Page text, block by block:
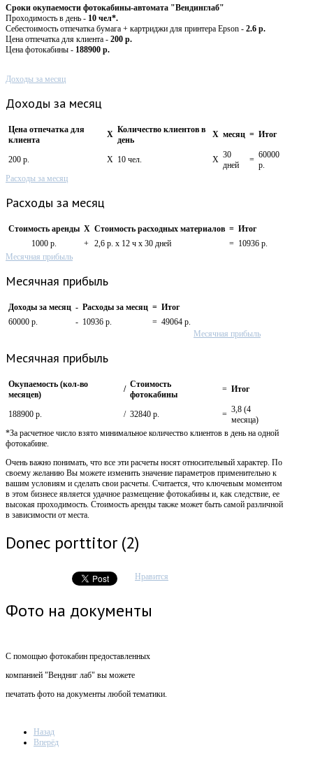
Сроки окупаемости фотокабины-автомата "Вендинглаб"
Проходимость в день - 10 чел*.
Себестоимость отпечатка бумага + картриджи для принтера Epson - 2.6 р.
Цена отпечатка для клиента - 200 р.
Цена фотокабины - 188900 р.
Доходы за месяц
Доходы за месяц
Цена отпечатка для
клиента
X Количество клиентов в
день
X месяц = Итог
200 р. X 10 чел. X 30
дней
= 60000
р.
Расходы за месяц
Расходы за месяц
Стоимость аренды X Стоимость расходных материалов = Итог
1000 р.
+ 2,6 р. х 12 ч х 30 дней = 10936 р.
Месячная прибыль
Месячная прибыль
Доходы за месяц - Расходы за месяц = Итог
60000 р.
- 10936 р. = 49064 р.
Месячная прибыль
Месячная прибыль
Окупаемость (кол-во
месяцев)
/ Стоимость
фотокабины
= Итог
188900 р. / 32840 р. = 3,8 (4
месяца)
*За расчетное число взято минимальное количество клиентов в день на одной
фотокабине.
Очень важно понимать, что все эти расчеты носят относительный характер. По
своему желанию Вы можете изменить значение параметров применительно к
вашим условиям и сделать свои расчеты. Считается, что ключевым моментом
в этом бизнесе является удачное размещение фотокабины и, как следствие, ее
высокая проходимость. Стоимость аренды также может быть самой различной
в зависимости от места.
Donec porttitor (2)
Нравится
Фото на документы
С помощью фотокабин предоставленных
компанией "Вендниг лаб" вы можете
печатать фото на документы любой тематики.
Назад
Вперёд